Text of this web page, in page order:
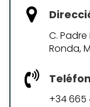
C. Padre
Ronda,
+34 665